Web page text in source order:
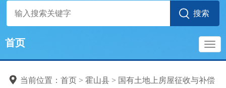
首页
当前位置： 首页 > 霍山县 > 国有土地上房屋征收与补偿